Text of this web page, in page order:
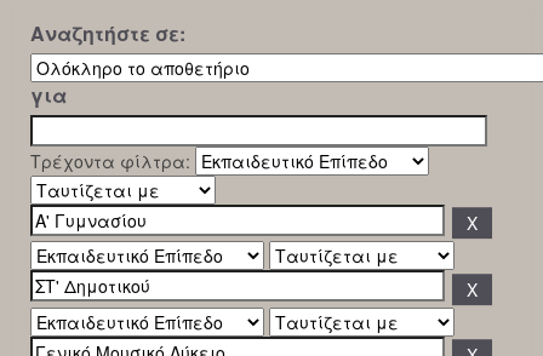
Αναζητήστε σε:
για
Τρέχοντα φίλτρα: